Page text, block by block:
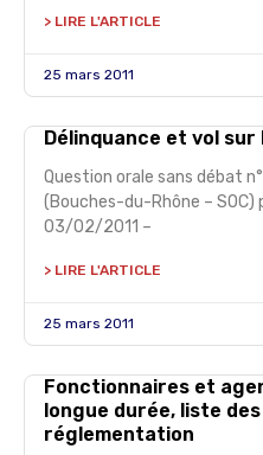
> LIRE L'ARTICLE
25 mars 2011
Délinquance et vol sur
Question orale sans débat
(Bouches-du-Rhône – SOC)
03/02/2011 –
> LIRE L'ARTICLE
25 mars 2011
Fonctionnaires et
longue durée, liste
réglementation